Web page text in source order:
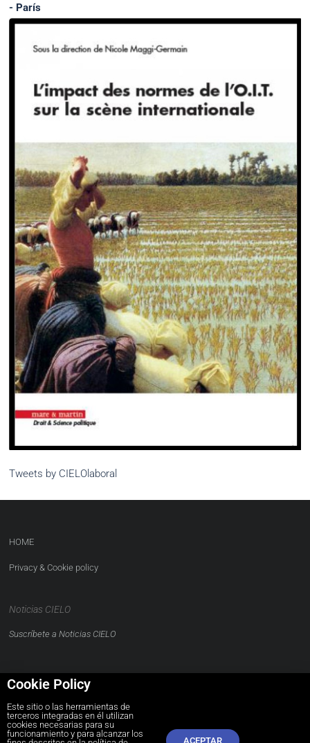
- París
Tweets by CIELOlaboral
HOME
Privacy & Cookie policy
Noticias CIELO
Suscríbete a Noticias CIELO
CONTACTO
Cookie Policy
Este sitio o las herramientas de
terceros integradas en él utilizan
cookies necesarias para su
funcionamiento y para alcanzar los
ACEPTAR